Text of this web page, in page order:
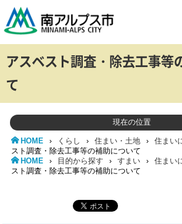
アスベスト調査・除去工事等
て
現在の位置
HOME › くらし › 住まい・土地 › 住まい
スト調査・除去工事等の補助について
HOME
› 目的から探す › すまい › 住まい
スト調査・除去工事等の補助について